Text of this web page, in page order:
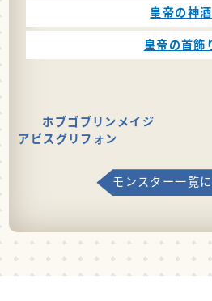
皇帝の神酒
皇帝の首飾
ホブゴブリンメイジ
アビスグリフォン
モンスター一覧